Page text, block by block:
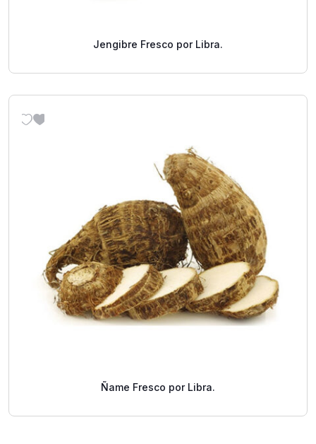
Jengibre Fresco por Libra.
Ñame Fresco por Libra.